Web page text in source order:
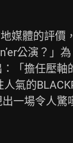
媒體的評價
公演？」為
「擔任壓軸
人氣的
一場令人驚